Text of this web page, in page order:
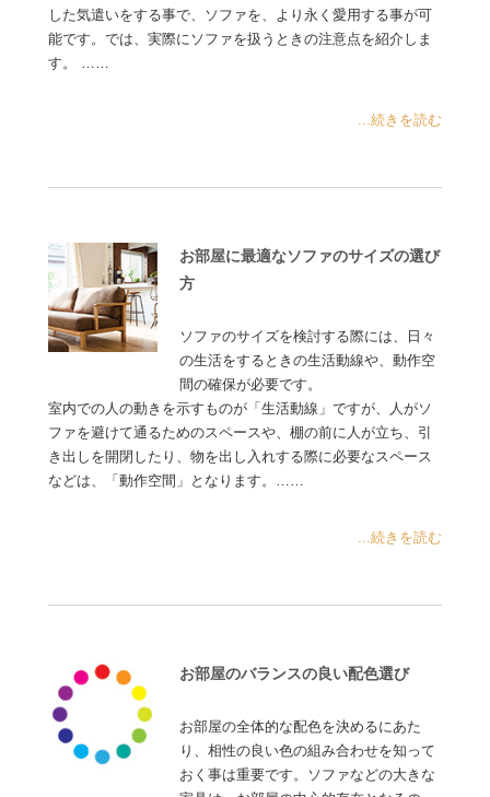
した気遣いをする事で、ソファを、より永く愛用する事が可
能です。では、実際にソファを扱うときの注意点を紹介しま
す。 ……
...続きを読む
お部屋に最適なソファのサイズの選び
方
ソファのサイズを検討する際には、日々
の生活をするときの生活動線や、動作空
間の確保が必要です。
室内での人の動きを示すものが「生活動線」ですが、人がソ
ファを避けて通るためのスペースや、棚の前に人が立ち、引
き出しを開閉したり、物を出し入れする際に必要なスペース
などは、「動作空間」となります。……
...続きを読む
お部屋のバランスの良い配色選び
お部屋の全体的な配色を決めるにあた
り、相性の良い色の組み合わせを知って
おく事は重要です。ソファなどの大きな